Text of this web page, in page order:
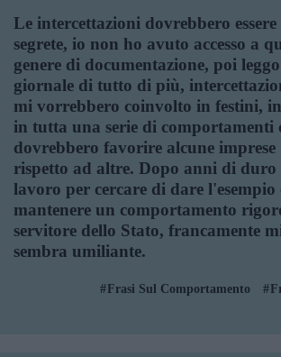
Le intercettazioni dovrebbero essere
segrete, io non ho avuto accesso a
genere di documentazione, poi
giornale di tutto di più,
mi vorrebbero coinvolto in festini,
in tutta una serie di comportamenti
dovrebbero favorire alcune imprese
rispetto ad altre. Dopo anni di duro
lavoro per cercare di dare l'esempio
mantenere un comportamento
servitore dello Stato, francamente
sembra umiliante.
Frasi Sul Comportamento